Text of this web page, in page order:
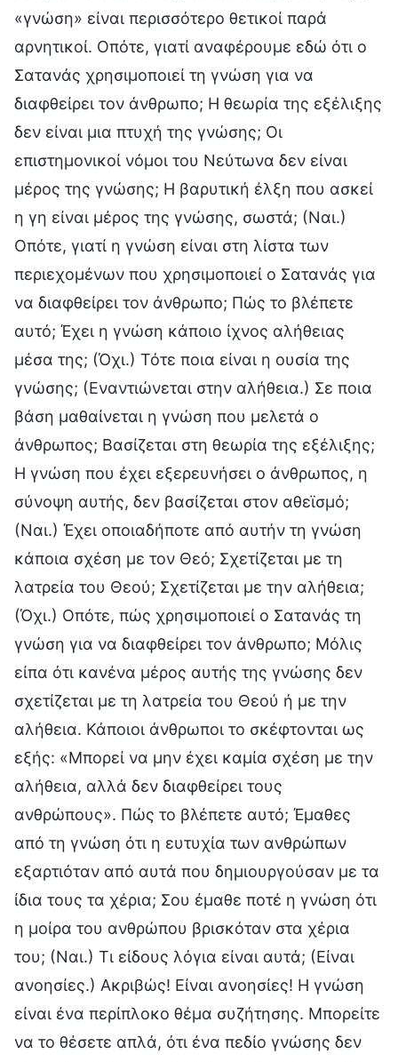
«γνώση» είναι περισσότερο θετικοί παρά
αρνητικοί. Οπότε, γιατί αναφέρουμε εδώ ότι ο
Σατανάς χρησιμοποιεί τη γνώση για να
διαφθείρει τον άνθρωπο; Η θεωρία της εξέλιξης
δεν είναι μια πτυχή της γνώσης; Οι
επιστημονικοί νόμοι του Νεύτωνα δεν είναι
μέρος της γνώσης; Η βαρυτική έλξη που ασκεί
η γη είναι μέρος της γνώσης, σωστά; (Ναι.)
Οπότε, γιατί η γνώση είναι στη λίστα των
περιεχομένων που χρησιμοποιεί ο Σατανάς για
να διαφθείρει τον άνθρωπο; Πώς το βλέπετε
αυτό; Έχει η γνώση κάποιο ίχνος αλήθειας
μέσα της; (Όχι.) Τότε ποια είναι η ουσία της
γνώσης; (Εναντιώνεται στην αλήθεια.) Σε ποια
βάση μαθαίνεται η γνώση που μελετά ο
άνθρωπος; Βασίζεται στη θεωρία της εξέλιξης;
Η γνώση που έχει εξερευνήσει ο άνθρωπος, η
σύνοψη αυτής, δεν βασίζεται στον αθεϊσμό;
(Ναι.) Έχει οποιαδήποτε από αυτήν τη γνώση
κάποια σχέση με τον Θεό; Σχετίζεται με τη
λατρεία του Θεού; Σχετίζεται με την αλήθεια;
(Όχι.) Οπότε, πώς χρησιμοποιεί ο Σατανάς τη
γνώση για να διαφθείρει τον άνθρωπο; Μόλις
είπα ότι κανένα μέρος αυτής της γνώσης δεν
σχετίζεται με τη λατρεία του Θεού ή με την
αλήθεια. Κάποιοι άνθρωποι το σκέφτονται ως
εξής: «Μπορεί να μην έχει καμία σχέση με την
αλήθεια, αλλά δεν διαφθείρει τους
ανθρώπους». Πώς το βλέπετε αυτό; Έμαθες
από τη γνώση ότι η ευτυχία των ανθρώπων
εξαρτιόταν από αυτά που δημιουργούσαν με τα
ίδια τους τα χέρια; Σου έμαθε ποτέ η γνώση ότι
η μοίρα του ανθρώπου βρισκόταν στα χέρια
του; (Ναι.) Τι είδους λόγια είναι αυτά; (Είναι
ανοησίες.) Ακριβώς! Είναι ανοησίες! Η γνώση
είναι ένα περίπλοκο θέμα συζήτησης. Μπορείτε
να το θέσετε απλά, ότι ένα πεδίο γνώσης δεν